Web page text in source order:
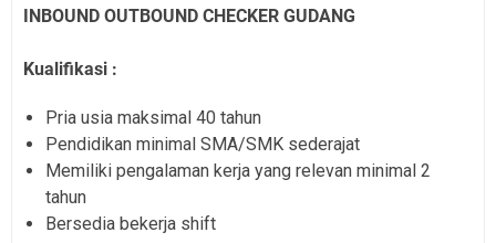
INBOUND OUTBOUND CHECKER GUDANG
Kualifikasi :
Pria usia maksimal 40 tahun
Pendidikan minimal SMA/SMK sederajat
Memiliki pengalaman kerja yang relevan minimal 2
tahun
Bersedia bekerja shift